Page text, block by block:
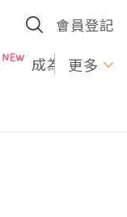
會員登記
成為U更多